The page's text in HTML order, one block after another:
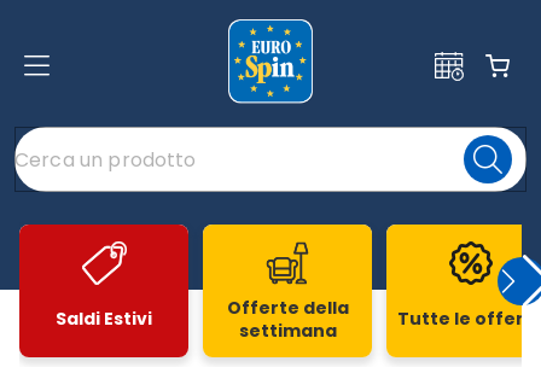
Saldi Estivi
Offerte della
settimana
Tutte le